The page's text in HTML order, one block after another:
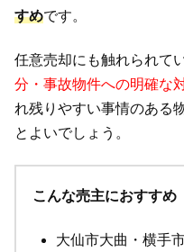
すめです。
任意売却にも触れられて
分・事故物件への明確な
れ残りやすい事情のある
とよいでしょう。
こんな売主におすすめ
大仙市大曲・横手